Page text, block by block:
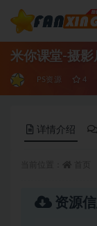
米你课堂-摄影
PS资源 4
详情介绍
资源